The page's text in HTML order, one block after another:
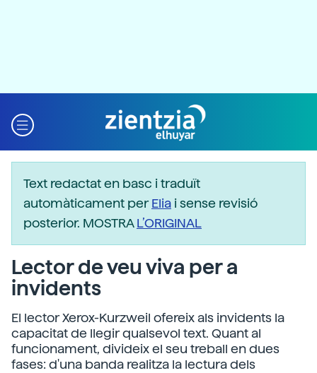
Text redactat en basc i traduït
automàticament perElia i sense revisió
posterior. MOSTRAL’ORIGINAL
Lector de veu viva per a
invidents
El lector Xerox-Kurzweil ofereix als invidents la
capacitat de llegir qualsevol text. Quant al
funcionament, divideix el seu treball en dues
fases: d'una banda realitza la lectura dels